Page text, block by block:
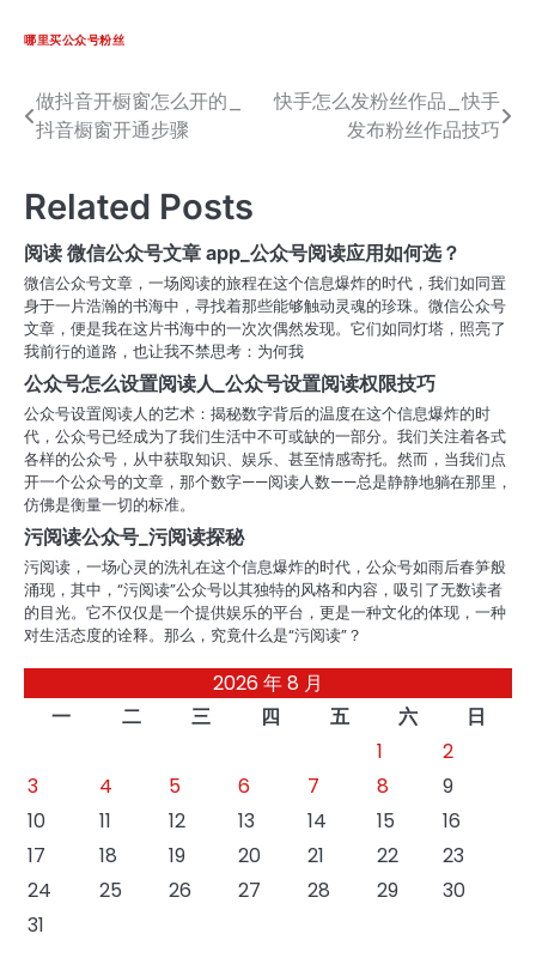
哪里买公众号粉丝
文
章
导
航
做抖音开橱窗怎么开的_
抖音橱窗开通步骤
快手怎么发粉丝作品_快手
发布粉丝作品技巧
Related Posts
阅读 微信公众号文章 app_公众号阅读应用如何选？
微信公众号文章，一场阅读的旅程在这个信息爆炸的时代，我们如同置
身于一片浩瀚的书海中，寻找着那些能够触动灵魂的珍珠。微信公众号
文章，便是我在这片书海中的一次次偶然发现。它们如同灯塔，照亮了
我前行的道路，也让我不禁思考：为何我
公众号怎么设置阅读人_公众号设置阅读权限技巧
公众号设置阅读人的艺术：揭秘数字背后的温度在这个信息爆炸的时
代，公众号已经成为了我们生活中不可或缺的一部分。我们关注着各式
各样的公众号，从中获取知识、娱乐、甚至情感寄托。然而，当我们点
开一个公众号的文章，那个数字——阅读人数——总是静静地躺在那里，
仿佛是衡量一切的标准。
污阅读公众号_污阅读探秘
污阅读，一场心灵的洗礼在这个信息爆炸的时代，公众号如雨后春笋般
涌现，其中，“污阅读”公众号以其独特的风格和内容，吸引了无数读者
的目光。它不仅仅是一个提供娱乐的平台，更是一种文化的体现，一种
对生活态度的诠释。那么，究竟什么是“污阅读”？
2026 年 8 月
一
二 三 四 五 六
日
1
2
3
4 5 6 7 8
9
10
11 12 13 14 15
16
17
18 19 20 21 22
23
24
25 26 27 28 29
30
31